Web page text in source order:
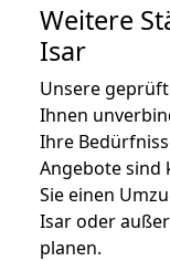
Weitere
Isar
Unsere
Ihnen
Ihre
Angebote sind
Sie einen
Isar oder
planen.